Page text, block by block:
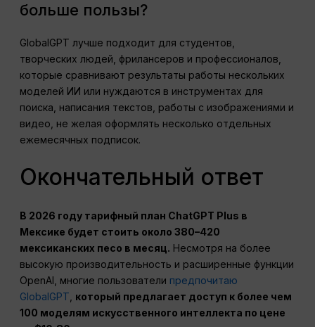
больше пользы?
GlobalGPT лучше подходит для студентов,
творческих людей, фрилансеров и профессионалов,
которые сравнивают результаты работы нескольких
моделей ИИ или нуждаются в инструментах для
поиска, написания текстов, работы с изображениями и
видео, не желая оформлять несколько отдельных
ежемесячных подписок.
Окончательный ответ
В 2026 году тарифный план ChatGPT Plus в
Мексике будет стоить около 380–420
мексиканских песо в месяц. Несмотря на более
высокую производительность и расширенные функции
OpenAI, многие пользователи предпочитаю
GlobalGPT который предлагает доступ к более чем
100 моделям искусственного интеллекта по цене